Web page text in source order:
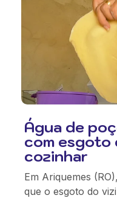
Água de
com esgoto
cozinhar
Em Ariquemes
que o esgoto do